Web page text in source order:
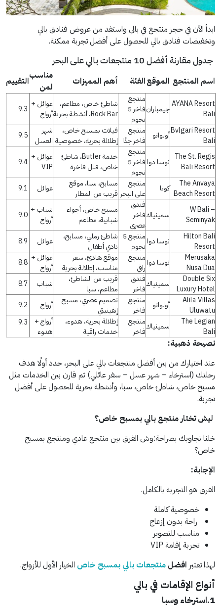
ابدأ الآن في حجز منتجع في بالي واستفد من عروض فنادق بالي
وتخفيضات فنادق بالي للحصول على أفضل تجربة ممكنة.
جدول مقارنة أفضل 10 منتجعات بالي على البحر
اسم المنتجع الموقعالفئة أهم المميزات
مناسب
لمن
التقييم
AYANA Resort
Bali
جيمباران
منتجع
فاخر 5
نجوم
شاطئ خاص، مطاعم،
Rock Bar، أنشطة بحرية
عوائل +
أزواج
Bvlgari Resort
Bali
أولواتو
منتجع
فاخر جدًا
فيلات بمسبح خاص،
إطلالة بحرية، خصوصية
شهر
العسل
The St. Regis
Bali Resort
نوسا دوا
منتجع
فاخر 5
نجوم
خدمة Butler، شاطئ
خاص، فلل فاخرة
عوائل +
VIP
The Anvaya
Beach Resort
كوتا
منتجع
على البحر
مسابح، سبا، موقع
قريب من المطار
عوائل
W Bali –
Seminyak
سمينياك
فندق
فاخر
عصري
مسبح خاص، أجواء
شبابية، مطاعم
شباب +
أزواج
Hilton Bali
Resort
نوسا دوا
منتجع 5
نجوم
شاطئ رملي، مسابح،
نادي أطفال
عوائل
Merusaka
Nusa Dua
نوسا دوا منتجع
راقي
موقع هادئ، سعر
مناسب، إطلالة بحرية
عوائل +
أزواج
Double Six
Luxury Hotel
سمينياكفندق
فاخر
قريب من الشاطئ،
مطاعم، سبا
شباب
Alila Villas
Uluwatu
أولواتو
منتجع
فاخر
تصميم عصري، مسبح
إنفينيتي
أزواج
The Legian
Bali
سمينياكمنتجع
فاخر
إطلالة بحرية، هدوء،
خدمات راقية
أزواج +
هدوء
نصيحة ذهبية:
عند اختيارك من بين أفضل منتجعات بالي على البحر، حدد أولًا هدف
رحلتك (استرخاء – شهر عسل – سفر عائلي) ثم قارن بين الخدمات مثل
مسبح خاص، شاطئ خاص، سبا، وأنشطة بحرية للحصول على أفضل
تجربة.
ليش تختار منتجع بالي بمسبح خاص؟
خلنا نجاوبك بصراحة:وش الفرق بين منتجع عادي ومنتجع بمسبح
خاص؟
الإجابة:
الفرق هو التجربة بالكامل.
خصوصية كاملة
راحة بدون إزعاج
مناسب للتصوير
تجربة إقامة VIP
لهذا تعتبر افضل منتجعات بالي بمسبح خاص الخيار الأول للأزواج.
أنواع الإقامات في بالي
1.استرخاء وسبا